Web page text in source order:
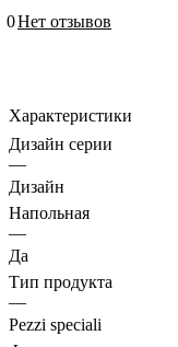
0Нет отзывов
Характеристики
Дизайн серии
—
Дизайн
Напольная
—
Да
Тип продукта
—
Pezzi speciali